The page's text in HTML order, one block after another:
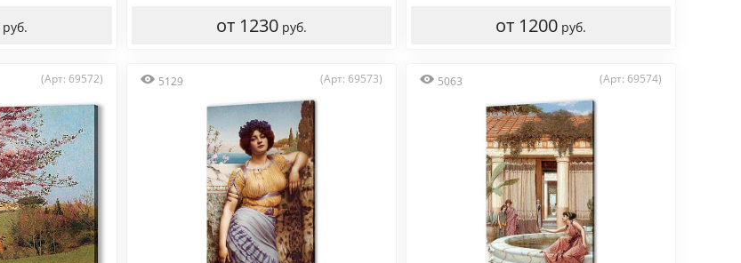
руб. от 1230 руб. от 1200 руб.
(Арт: 69572) 5129 (Арт: 69573) 5063 (Арт: 69574)